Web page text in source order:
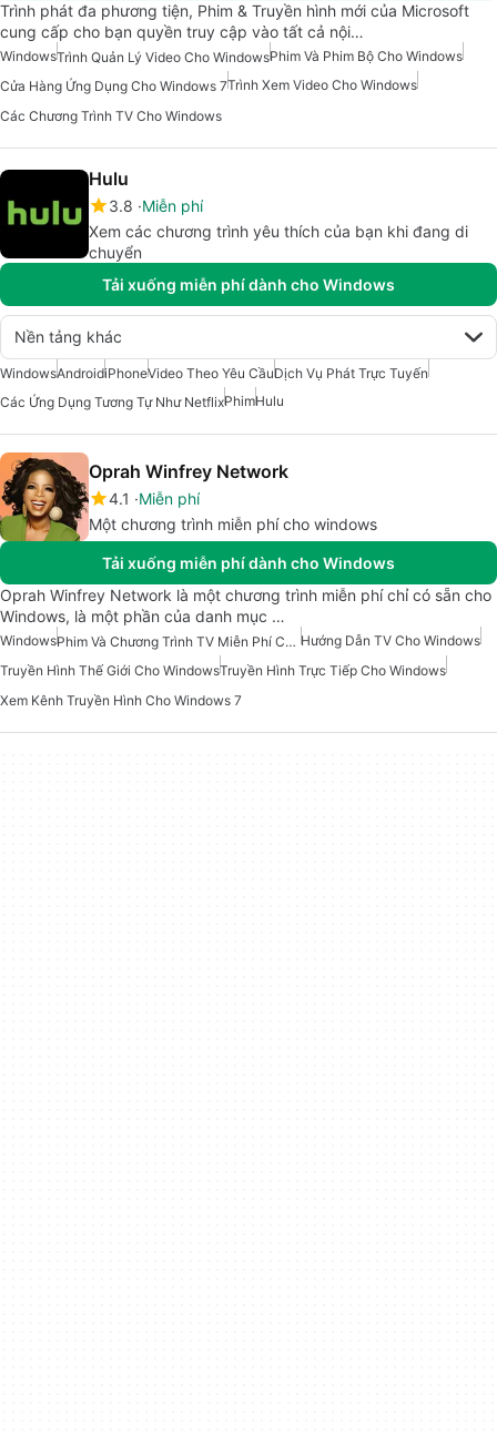
Trình phát đa phương tiện, Phim & Truyền hình mới của Microsoft
cung cấp cho bạn quyền truy cập vào tất cả nội…
WindowsTrình Quản Lý Video Cho WindowsPhim Và Phim Bộ Cho Windows
Cửa Hàng Ứng Dụng Cho Windows 7Trình Xem Video Cho Windows
Các Chương Trình TV Cho Windows
Hulu
3.8 Miễn phí
Xem các chương trình yêu thích của bạn khi đang di
chuyển
Tải xuống miễn phí dành cho Windows
Nền tảng khác
WindowsAndroidiPhoneVideo Theo Yêu CầuDịch Vụ Phát Trực Tuyến
Các Ứng Dụng Tương Tự Như NetflixPhimHulu
Oprah Winfrey Network
4.1
Miễn phí
Một chương trình miễn phí cho windows
Tải xuống miễn phí dành cho Windows
Oprah Winfrey Network là một chương trình miễn phí chỉ có sẵn cho
Windows, là một phần của danh mục …
Windows Phim Và Chương Trình TV Miễn Phí Cho Windows Hướng Dẫn TV Cho Windows
Truyền Hình Thế Giới Cho WindowsTruyền Hình Trực Tiếp Cho Windows
Xem Kênh Truyền Hình Cho Windows 7